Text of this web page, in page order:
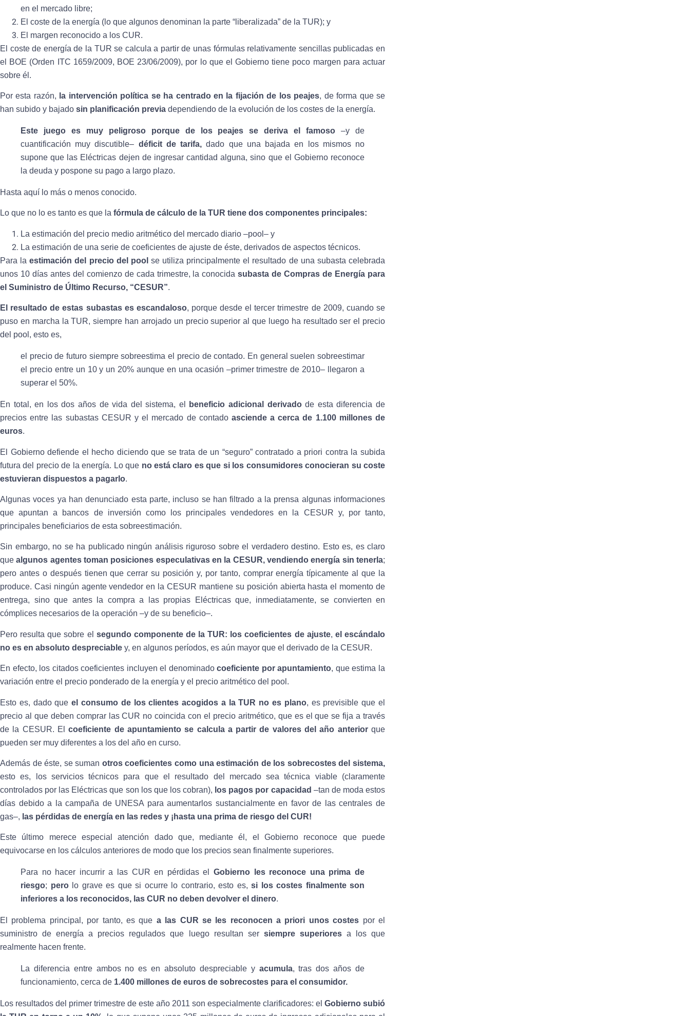
en el mercado libre;
El coste de la energía (lo que algunos denominan la parte “liberalizada” de la TUR); y
El margen reconocido a los CUR.
El coste de energía de la TUR se calcula a partir de unas fórmulas relativamente sencillas publicadas en
el BOE (Orden ITC 1659/2009, BOE 23/06/2009), por lo que el Gobierno tiene poco margen para actuar
sobre él.
Por esta razón, la intervención política se ha centrado en la fijación de los peajes, de forma que se
han subido y bajado sin planificación previa dependiendo de la evolución de los costes de la energía.
Este juego es muy peligroso porque de los peajes se deriva el famoso –y de
cuantificación muy discutible– déficit de tarifa, dado que una bajada en los mismos no
supone que las Eléctricas dejen de ingresar cantidad alguna, sino que el Gobierno reconoce
la deuda y pospone su pago a largo plazo.
Hasta aquí lo más o menos conocido.
Lo que no lo es tanto es que la fórmula de cálculo de la TUR tiene dos componentes principales:
La estimación del precio medio aritmético del mercado diario –pool– y
La estimación de una serie de coeficientes de ajuste de éste, derivados de aspectos técnicos.
Para laestimación del precio del pool se utiliza principalmente el resultado de una subasta celebrada
unos 10 días antes del comienzo de cada trimestre, la conocidasubasta de Compras de Energía para
el Suministro de Último Recurso, “CESUR”.
El resultado de estas subastas es escandaloso, porque desde el tercer trimestre de 2009, cuando se
puso en marcha la TUR, siempre han arrojado un precio superior al que luego ha resultado ser el precio
del pool, esto es,
el precio de futuro siempre sobreestima el precio de contado. En general suelen sobreestimar
el precio entre un 10 y un 20% aunque en una ocasión –primer trimestre de 2010– llegaron a
superar el 50%.
En total, en los dos años de vida del sistema, el beneficio adicional derivadode esta diferencia de
precios entre las subastas CESUR y el mercado de contado asciende a cerca de 1.100 millones de
euros.
El Gobierno defiende el hecho diciendo que se trata de un “seguro” contratado a priori contra la subida
futura del precio de la energía. Lo que no está claro es que si los consumidores conocieran su coste
estuvieran dispuestos a pagarlo.
Algunas voces ya han denunciado esta parte, incluso se han filtrado a la prensa algunas informaciones
que apuntan a bancos de inversión como los principales vendedores en la CESUR y, por tanto,
principales beneficiarios de esta sobreestimación.
Sin embargo, no se ha publicado ningún análisis riguroso sobre el verdadero destino. Esto es, es claro
quealgunos agentes toman posiciones especulativas en la CESUR, vendiendo energía sin tenerla;
pero antes o después tienen que cerrar su posición y, por tanto, comprar energía típicamente al que la
produce. Casi ningún agente vendedor en la CESUR mantiene su posición abierta hasta el momento de
entrega, sino que antes la compra a las propias Eléctricas que, inmediatamente, se convierten en
cómplices necesarios de la operación –y de su beneficio–.
Pero resulta que sobre el segundo componente de la TUR: los coeficientes de ajuste, el escándalo
no es en absoluto despreciable y, en algunos períodos, es aún mayor que el derivado de la CESUR.
En efecto, los citados coeficientes incluyen el denominadocoeficiente por apuntamiento, que estima la
variación entre el precio ponderado de la energía y el precio aritmético del pool.
Esto es, dado queel consumo de los clientes acogidos a la TUR no es plano, es previsible que el
precio al que deben comprar las CUR no coincida con el precio aritmético, que es el que se fija a través
de la CESUR. Elcoeficiente de apuntamiento se calcula a partir de valores del año anteriorque
pueden ser muy diferentes a los del año en curso.
Además de éste, se suman otros coeficientes como una estimación de los sobrecostes del sistema,
esto es, los servicios técnicos para que el resultado del mercado sea técnica viable (claramente
controlados por las Eléctricas que son los que los cobran), los pagos por capacidad –tan de moda estos
días debido a la campaña de UNESA para aumentarlos sustancialmente en favor de las centrales de
gas–, las pérdidas de energía en las redes y ¡hasta una prima de riesgo del CUR!
Este último merece especial atención dado que, mediante él, el Gobierno reconoce que puede
equivocarse en los cálculos anteriores de modo que los precios sean finalmente superiores.
Para no hacer incurrir a las CUR en pérdidas el Gobierno les reconoce una prima de
riesgo; perolo grave es que si ocurre lo contrario, esto es, si
los costes finalmente son
inferiores a los reconocidos, las CUR no deben devolver el dinero.
El problema principal, por tanto, es que a las CUR se les reconocena priori unos costes por el
suministro de energía a precios regulados que luego resultan ser siempre superioresa los que
realmente hacen frente.
La diferencia entre ambos no es en absoluto despreciable y acumula, tras dos años de
funcionamiento, cerca de 1.400 millones de euros de sobrecostes para el consumidor.
Los resultados del primer trimestre de este año 2011 son especialmente clarificadores: el Gobierno subió